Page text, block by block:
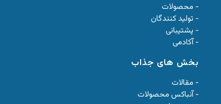
- محصولات
- تولید کنندگان
- پشتیبانی
- آکادمی
بخش های جذاب
- مقالات
- آنباکس محصولات